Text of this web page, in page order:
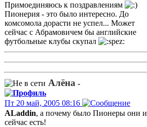
Примоединяюсь к поздравлениям
Пионерия - это было интересно. До
комсомола дорасти не успел... Может
сейчас с Абрамовичем бы английские
футбольные клубы скупал
Алёна -
Пт 20 май, 2005 08:16
ALaddin, а почему было Пионеры они и
сейчас есть!